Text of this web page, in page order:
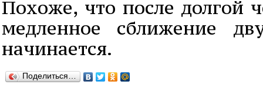
Похоже, что после долгой
медленное сближение
начинается.
Поделиться…